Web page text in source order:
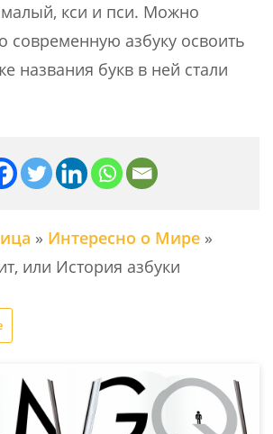
кси и пси. Можно
современную азбуку освоить
названия букв в ней стали
» Интересно о Мире »
или История азбуки